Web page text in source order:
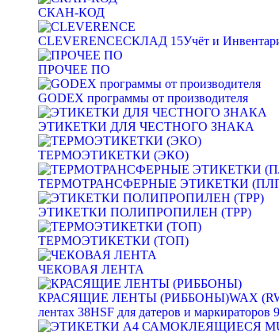
СКАН-КОД
CLEVERENCEСКЛАД 15Учёт и
ПРОЧЕЕ ПО
GODEX программы от производителя
ЭТИКЕТКИ ДЛЯ ЧЕСТНОГО ЗНАКА
ТЕРМОЭТИКЕТКИ (ЭКО)
ТЕРМОТРАНСФЕРНЫЕ ЭТИКЕТКИ
ЭТИКЕТКИ ПОЛИПРОПИЛЕН (TPP)
ТЕРМОЭТИКЕТКИ (ТОП)
ЧЕКОВАЯ ЛЕНТА
КРАСЯЩИЕ ЛЕНТЫ (РИББОНЫ)WAX
лентах 38HSF для датеров и маркираторов 9